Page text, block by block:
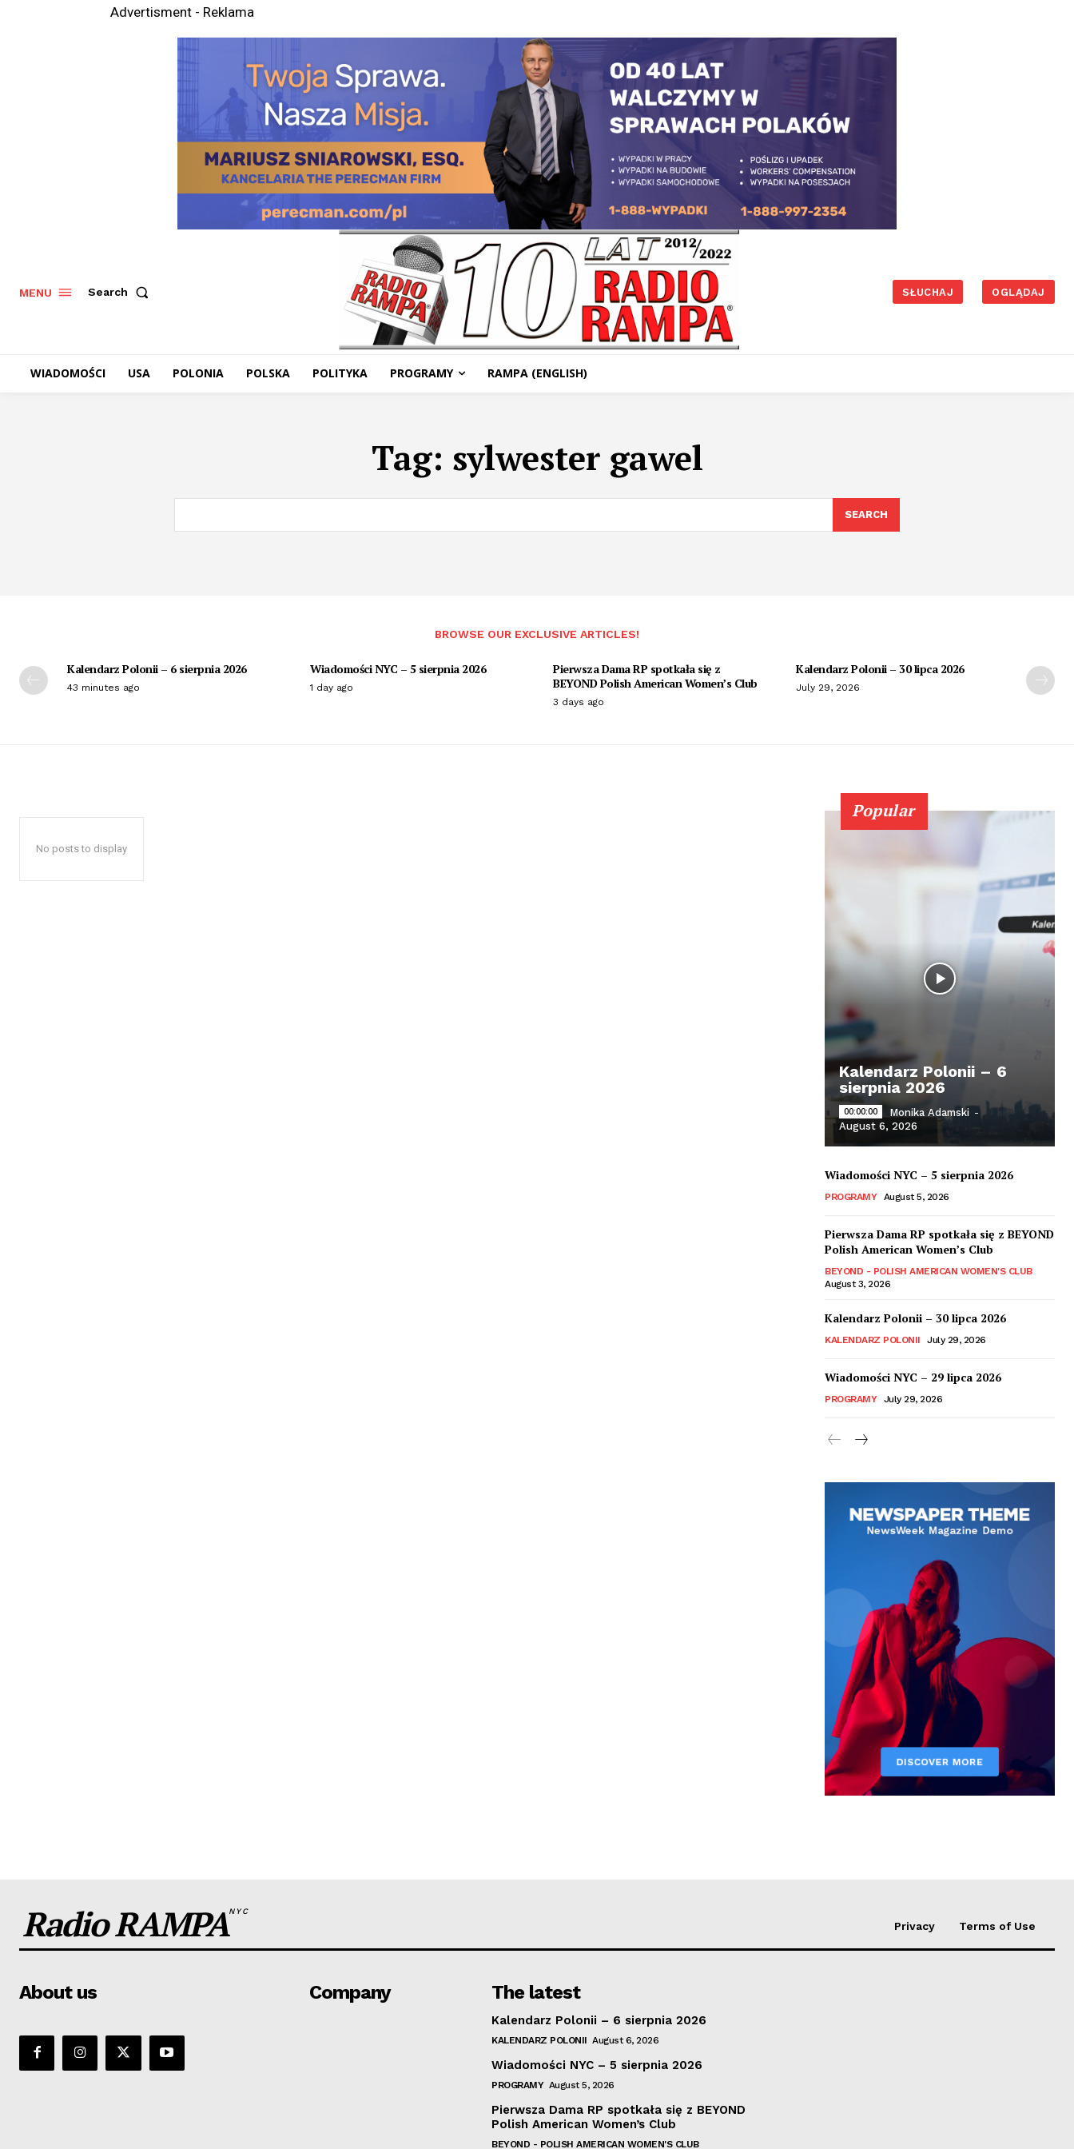
Advertisment - Reklama
MENU Search SŁUCHAJ OGLĄDAJ
WIADOMOŚCI USA POLONIA POLSKA POLITYKA PROGRAMY RAMPA (ENGLISH)
Tag: sylwester gawel
SEARCH
BROWSE OUR EXCLUSIVE ARTICLES!
Kalendarz Polonii – 6 sierpnia 2026
43 minutes ago
Wiadomości NYC – 5 sierpnia 2026
1 day ago
Pierwsza Dama RP spotkała się z
BEYOND Polish American Women’s Club
3 days ago
Kalendarz Polonii – 30 lipca 2026
July 29, 2026
No posts to display
Popular
Kalendarz Polonii – 6
sierpnia 2026
00:00:00 Monika Adamski -
August 6, 2026
Wiadomości NYC – 5 sierpnia 2026
PROGRAMY August 5, 2026
Pierwsza Dama RP spotkała się z BEYOND
Polish American Women’s Club
BEYOND - POLISH AMERICAN WOMEN'S CLUB
August 3, 2026
Kalendarz Polonii – 30 lipca 2026
KALENDARZ POLONII July 29, 2026
Wiadomości NYC – 29 lipca 2026
PROGRAMY July 29, 2026
Radio RAMPANYC
Privacy Terms of Use
About us Company The latest
Kalendarz Polonii – 6 sierpnia 2026
KALENDARZ POLONII August 6, 2026
Wiadomości NYC – 5 sierpnia 2026
PROGRAMY August 5, 2026
Pierwsza Dama RP spotkała się z BEYOND
Polish American Women’s Club
BEYOND - POLISH AMERICAN WOMEN'S CLUB